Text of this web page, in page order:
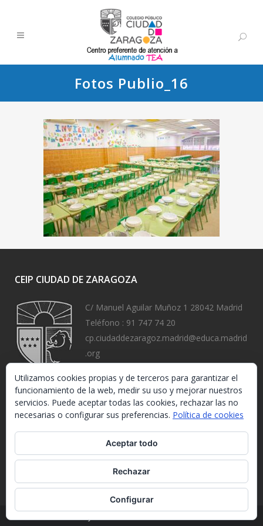
Fotos Publio_16
CEIP CIUDAD DE ZARAGOZA
C/ Manuel Aguilar Muñoz 1 28042 Madrid
Teléfono : 91 747 74 20
cp.ciudaddezaragoz.madrid@educa.madrid
.org
Utilizamos cookies propias y de terceros para garantizar el
funcionamiento de la web, medir su uso y mejorar nuestros
servicios. Puede aceptar todas las cookies, rechazar las no
necesarias o configurar sus preferencias. Política de cookies
Aceptar todo
Rechazar
Configurar